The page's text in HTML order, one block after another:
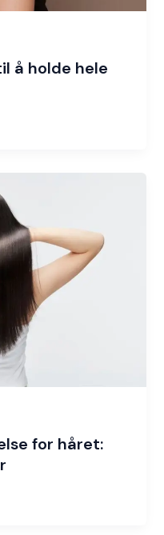
å holde hele
for håret: